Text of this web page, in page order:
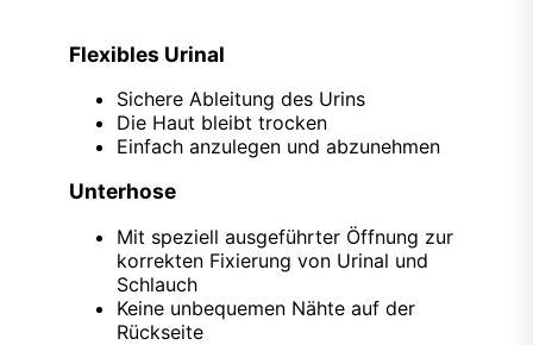
Flexibles Urinal
Sichere Ableitung des Urins
Die Haut bleibt trocken
Einfach anzulegen und abzunehmen
Unterhose
Mit speziell ausgeführter Öffnung zur
korrekten Fixierung von Urinal und
Schlauch
Keine unbequemen Nähte auf der
Rückseite